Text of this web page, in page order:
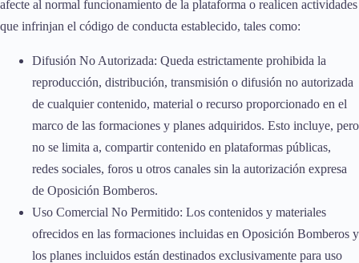
afecte al normal funcionamiento de la plataforma o realicen actividades
que infrinjan el código de conducta establecido, tales como:
Difusión No Autorizada: Queda estrictamente prohibida la
reproducción, distribución, transmisión o difusión no autorizada
de cualquier contenido, material o recurso proporcionado en el
marco de las formaciones y planes adquiridos. Esto incluye, pero
no se limita a, compartir contenido en plataformas públicas,
redes sociales, foros u otros canales sin la autorización expresa
de Oposición Bomberos.
Uso Comercial No Permitido: Los contenidos y materiales
ofrecidos en las formaciones incluidas en Oposición Bomberos y
los planes incluidos están destinados exclusivamente para uso